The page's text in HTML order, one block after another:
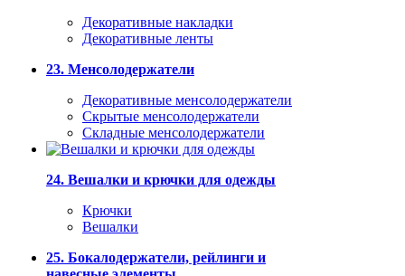
Декоративные накладки
Декоративные ленты
23. Менсолодержатели
Декоративные менсолодержатели
Скрытые менсолодержатели
Складные менсолодержатели
24. Вешалки и крючки для одежды
Крючки
Вешалки
25. Бокалодержатели, рейлинги и